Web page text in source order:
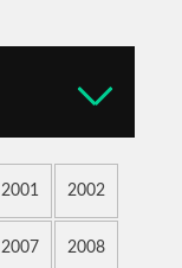
2001 2002
2007 2008